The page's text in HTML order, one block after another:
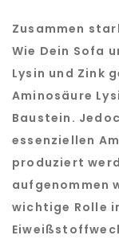
Zusammen
Wie Dein Sofa
Lysin und Zink
Aminosäure
Baustein.
essenziellen
produziert
aufgenommen
wichtige Rolle